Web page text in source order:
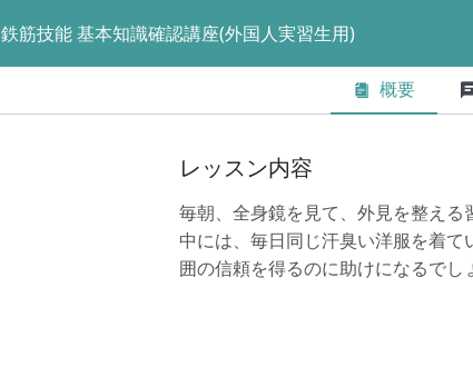
鉄筋技能 基本知識確認講座(外国人実習生用)
概要
レッスン内容
毎朝、全身鏡を見て、外見を整える
中には、毎日同じ汗臭い洋服を着て
囲の信頼を得るのに助けになるでし